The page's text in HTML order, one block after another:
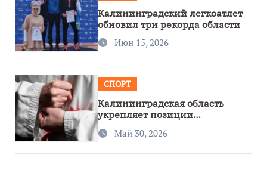
Калининградский легкоатлет
обновил три рекорда области
Июн 15, 2026
СПОРТ
Калининградская область
укрепляет позиции
спортивного региона
Май 30, 2026